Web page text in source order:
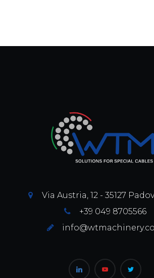
Via Austria, 12 - 35127
+39 049 8705566